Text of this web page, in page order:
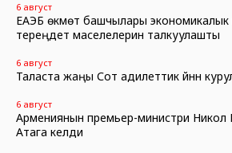
6 август
ЕАЭБ өкмөт башчылары экономикалык
тереңдетүү маселелерин талкуулашты
6 август
Таласта жаңы Сот адилеттик үйүнүн
6 август
Армениянын премьер-министри
Атага келди